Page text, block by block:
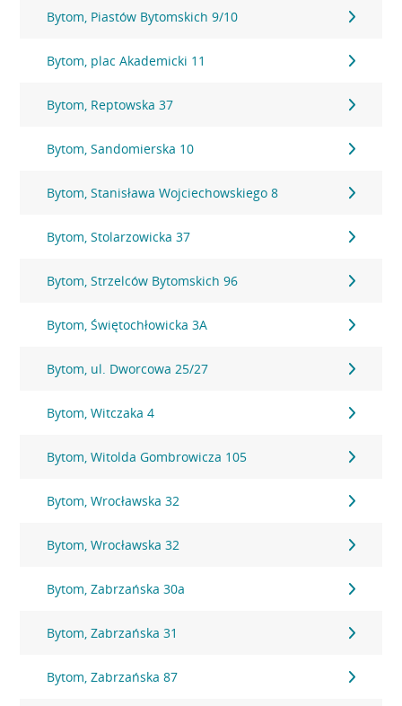
Bytom, Piastów Bytomskich 9/10
Bytom, plac Akademicki 11
Bytom, Reptowska 37
Bytom, Sandomierska 10
Bytom, Stanisława Wojciechowskiego 8
Bytom, Stolarzowicka 37
Bytom, Strzelców Bytomskich 96
Bytom, Świętochłowicka 3A
Bytom, ul. Dworcowa 25/27
Bytom, Witczaka 4
Bytom, Witolda Gombrowicza 105
Bytom, Wrocławska 32
Bytom, Wrocławska 32
Bytom, Zabrzańska 30a
Bytom, Zabrzańska 31
Bytom, Zabrzańska 87